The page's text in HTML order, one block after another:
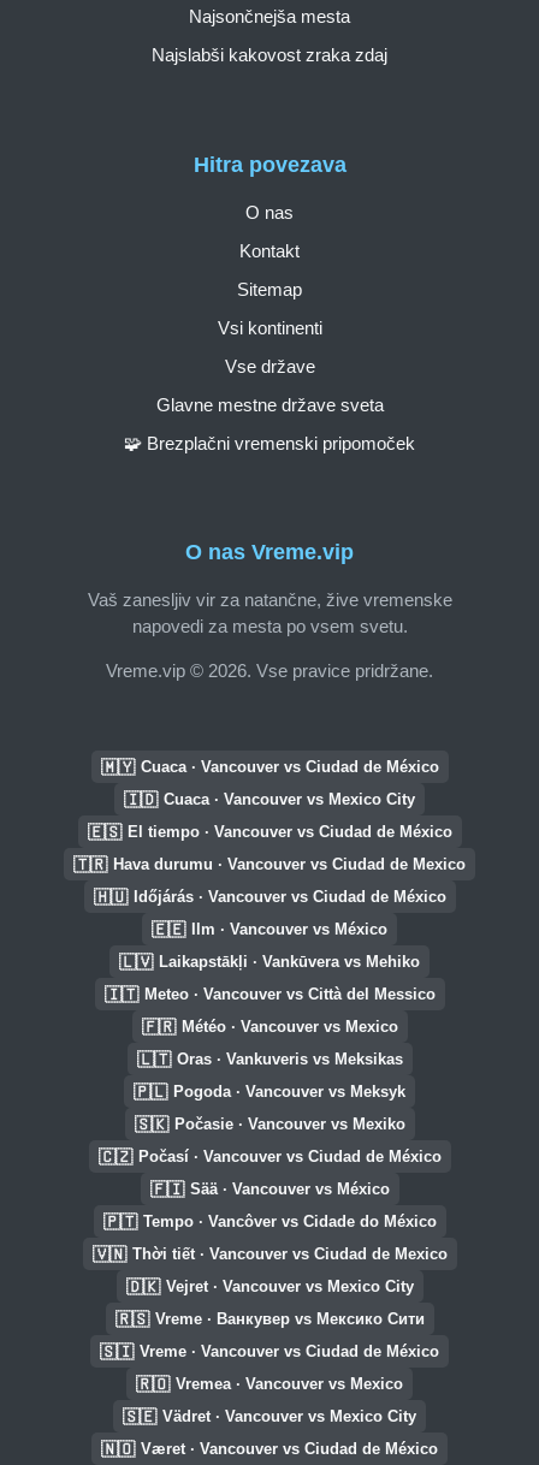
O nas Vreme.vip
Vaš zanesljiv vir za natančne, žive vremenske
napovedi za mesta po vsem svetu.
Vreme.vip © 2026. Vse pravice pridržane.
Hitra povezava
O nas
Kontakt
Sitemap
Vsi kontinenti
Vse države
Glavne mestne države sveta
🧩 Brezplačni vremenski pripomoček
Najsončnejša mesta
Najslabši kakovost zraka zdaj
🇲🇾 Cuaca · Vancouver vs Ciudad de México
🇮🇩 Cuaca · Vancouver vs Mexico City
🇪🇸 El tiempo · Vancouver vs Ciudad de México
🇹🇷 Hava durumu · Vancouver vs Ciudad de Mexico
🇭🇺 Időjárás · Vancouver vs Ciudad de México
🇪🇪 Ilm · Vancouver vs México
🇱🇻 Laikapstākļi · Vankūvera vs Mehiko
🇮🇹 Meteo · Vancouver vs Città del Messico
🇫🇷 Météo · Vancouver vs Mexico
🇱🇹 Oras · Vankuveris vs Meksikas
🇵🇱 Pogoda · Vancouver vs Meksyk
🇸🇰 Počasie · Vancouver vs Mexiko
🇨🇿 Počasí · Vancouver vs Ciudad de México
🇫🇮 Sää · Vancouver vs México
🇵🇹 Tempo · Vancôver vs Cidade do México
🇻🇳 Thời tiết · Vancouver vs Ciudad de Mexico
🇩🇰 Vejret · Vancouver vs Mexico City
🇷🇸 Vreme · Ванкувер vs Мексико Сити
🇸🇮 Vreme · Vancouver vs Ciudad de México
🇷🇴 Vremea · Vancouver vs Mexico
🇸🇪 Vädret · Vancouver vs Mexico City
🇳🇴 Været · Vancouver vs Ciudad de México